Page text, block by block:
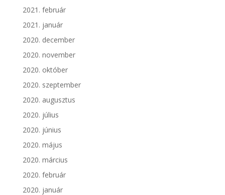
2021. február
2021. január
2020. december
2020. november
2020. október
2020. szeptember
2020. augusztus
2020. július
2020. június
2020. május
2020. március
2020. február
2020. január